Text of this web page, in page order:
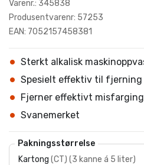
Varenr.: 345838
Produsentvarenr: 57253
EAN: 7052157458381
Sterkt alkalisk
Spesielt effektiv til fjerning
Fjerner effektivt
Svanemerket
Pakningsstørrelse
Kartong (CT) (3 kanne á 5 liter)